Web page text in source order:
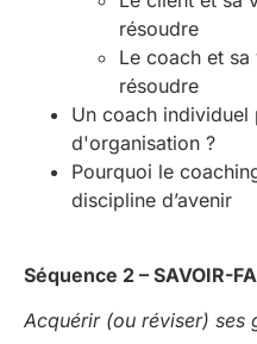
résoudre
Le coach et
résoudre
Un coach
d'organisation ?
Pourquoi le
discipline d’avenir
Séquence 2 – SAVOIR-
Acquérir (ou réviser) ses